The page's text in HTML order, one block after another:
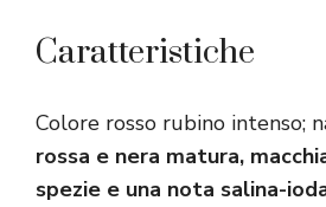
Caratteristiche
Colore rosso rubino intenso;
rossa e nera matura,
spezie e una nota salina-